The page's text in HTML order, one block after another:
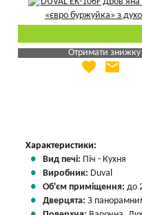
Отримати знижку
Яка Ваша ціна
favorite email
Характеристики:
Вид печі: Піч - Кухня
Виробник: Duval
Об'єм приміщення: до
Дверцята: З